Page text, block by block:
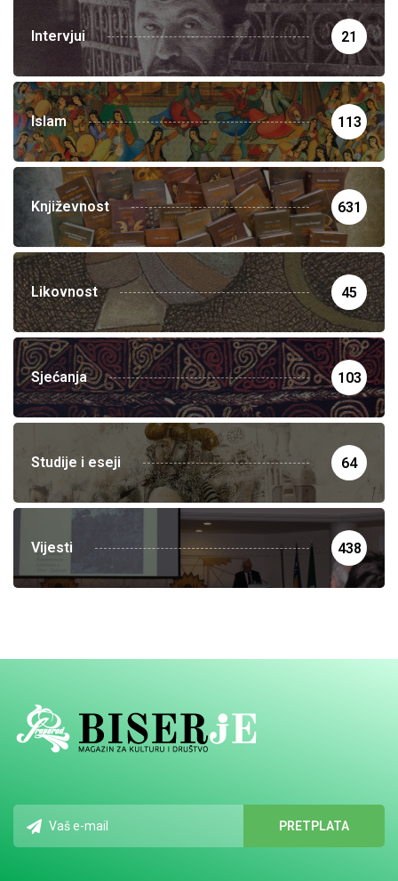
Intervjui 21
Islam 113
Književnost 631
Likovnost 45
Sjećanja 103
Studije i eseji 64
Vijesti 438